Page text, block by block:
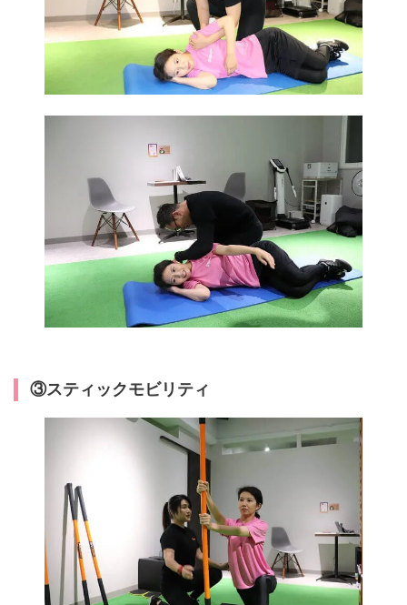
③スティックモビリティ